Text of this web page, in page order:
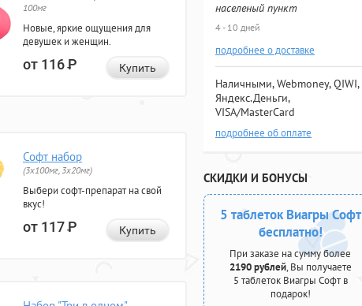
100мг
Новые, яркие ощущения для
девушек и женщин.
от 116Р Купить
Софт набор
(3x100мг, 3x20мг)
Выбери софт-препарат на свой
вкус!
от 117Р Купить
населеный пункт
4 - 10 дней
подробнее о доставке
Наличными, Webmoney, QIWI,
Яндекс.Деньги,
VISA/MasterCard
подробнее об оплате
СКИДКИ И БОНУСЫ
5 таблеток Виагры Софт
бесплатно!
При заказе на сумму более
2190 рублей, Вы получаете
5 таблеток Виагры Софт в
подарок!